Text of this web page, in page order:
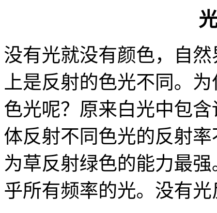
没有光就没有颜色，自
上是反射的色光不同。
色光呢？原来白光中包
体反射不同色光的反射
为草反射绿色的能力最
乎所有频率的光。没有